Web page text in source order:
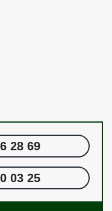
28 69
03 25